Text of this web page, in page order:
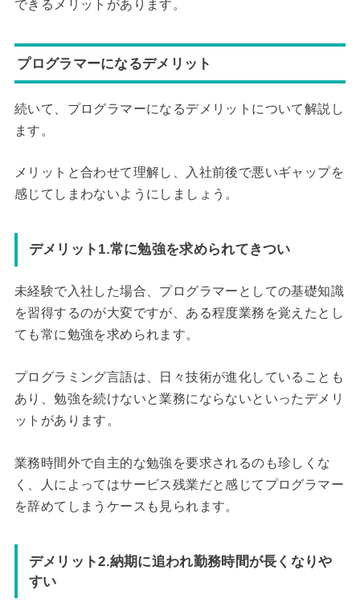
できるメリットがあります。
プログラマーになるデメリット
続いて、プログラマーになるデメリットについて解説し
ます。
メリットと合わせて理解し、入社前後で悪いギャップを
感じてしまわないようにしましょう。
デメリット1.常に勉強を求められてきつい
未経験で入社した場合、プログラマーとしての基礎知識
を習得するのが大変ですが、ある程度業務を覚えたとし
ても常に勉強を求められます。
プログラミング言語は、日々技術が進化していることも
あり、勉強を続けないと業務にならないといったデメリ
ットがあります。
業務時間外で自主的な勉強を要求されるのも珍しくな
く、人によってはサービス残業だと感じてプログラマー
を辞めてしまうケースも見られます。
デメリット2.納期に追われ勤務時間が長くなりや
すい